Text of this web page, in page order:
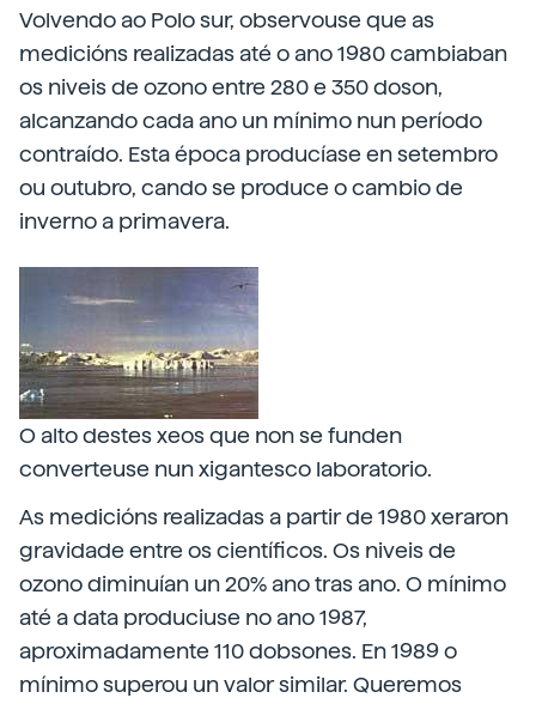
Volvendo ao Polo sur, observouse que as
medicións realizadas até o ano 1980 cambiaban
os niveis de ozono entre 280 e 350 doson,
alcanzando cada ano un mínimo nun período
contraído. Esta época producíase en setembro
ou outubro, cando se produce o cambio de
inverno a primavera.
O alto destes xeos que non se funden
converteuse nun xigantesco laboratorio.
As medicións realizadas a partir de 1980 xeraron
gravidade entre os científicos. Os niveis de
ozono diminuían un 20% ano tras ano. O mínimo
até a data produciuse no ano 1987,
aproximadamente 110 dobsones. En 1989 o
mínimo superou un valor similar. Queremos